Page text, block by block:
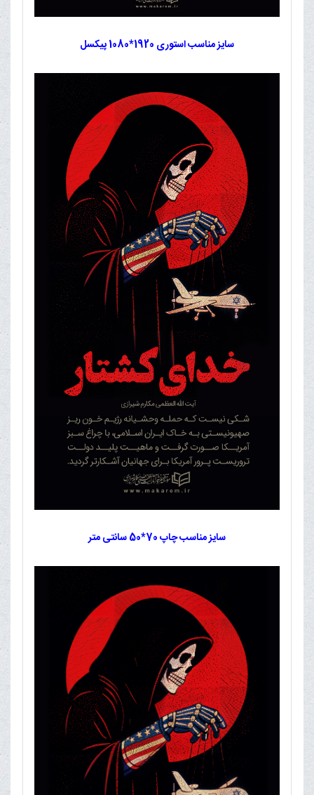
سایز مناسب استوری 1920*1080 پیکسل
سایز مناسب چاپ 70*50 سانتی متر